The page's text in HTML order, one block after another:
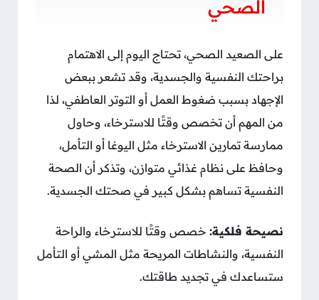
الصحي
على الصعيد الصحي، تحتاج اليوم إلى الاهتمام
براحتك النفسية والجسدية، وقد تشعر ببعض
الإجهاد بسبب ضغوط العمل أو التوتر العاطفي، لذا
من المهم أن تخصص وقتًا للاسترخاء، وحاول
ممارسة تمارين الاسترخاء مثل اليوغا أو التأمل،
وحافظ على نظام غذائي متوازن، وتذكر أن الصحة
النفسية تساهم بشكل كبير في صحتك الجسدية.
نصيحة فلكية: خصص وقتًا للاسترخاء والراحة
النفسية، والنشاطات المريحة مثل المشي أو التأمل
ستساعدك في تجديد طاقتك.